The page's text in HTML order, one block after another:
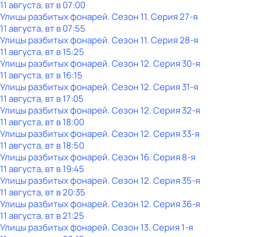
11 августа, вт в 07:00
Улицы разбитых фонарей. Сезон 11. Серия 27-я
11 августа, вт в 07:55
Улицы разбитых фонарей. Сезон 11. Серия 28-я
11 августа, вт в 15:25
Улицы разбитых фонарей. Сезон 12. Серия 30-я
11 августа, вт в 16:15
Улицы разбитых фонарей. Сезон 12. Серия 31-я
11 августа, вт в 17:05
Улицы разбитых фонарей. Сезон 12. Серия 32-я
11 августа, вт в 18:00
Улицы разбитых фонарей. Сезон 12. Серия 33-я
11 августа, вт в 18:50
Улицы разбитых фонарей. Сезон 16. Серия 8-я
11 августа, вт в 19:45
Улицы разбитых фонарей. Сезон 12. Серия 35-я
11 августа, вт в 20:35
Улицы разбитых фонарей. Сезон 12. Серия 36-я
11 августа, вт в 21:25
Улицы разбитых фонарей. Сезон 13. Серия 1-я